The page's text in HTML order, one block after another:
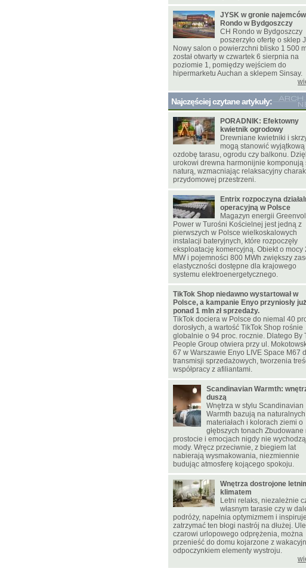
JYSK w gronie najemców
Rondo w Bydgoszczy
CH Rondo w Bydgoszczy
poszerzyło ofertę o sklep
Nowy salon o powierzchni blisko 1 500
został otwarty w czwartek 6 sierpnia na
poziomie 1, pomiędzy wejściem do
hipermarketu Auchan a sklepem Sinsay.
Najczęściej czytane artykuły:
PORADNIK: Efektowny
kwietnik ogrodowy
Drewniane kwietniki i
mogą stanowić wyjątkową
ozdobę tarasu, ogrodu czy balkonu.
urokowi drewna harmonijnie komponują
naturą, wzmacniając relaksacyjny
przydomowej przestrzeni.
Entrix rozpoczyna
operacyjną w Polsce
Magazyn energii
Power w Turośni Kościelnej jest jedną z
pierwszych w Polsce wielkoskalowych
instalacji bateryjnych, które rozpoczęły
eksploatację komercyjną. Obiekt o mocy
MW i pojemności 800 MWh zwiększy
elastyczności dostępne dla krajowego
systemu elektroenergetycznego.
TikTok Shop niedawno wystartował w
Polsce, a kampanie Enyo przyniosły już
ponad 1 mln zł sprzedaży.
TikTok dociera w Polsce do niemal 40
dorosłych, a wartość TikTok Shop rośnie
globalnie o 94 proc. rocznie. Dlatego By
People Group otwiera przy ul.
67 w Warszawie Enyo LIVE Space M67
transmisji sprzedażowych, tworzenia
współpracy z afiliantami.
Scandinavian Warmth:
duszą
Wnętrza w stylu Scandinavian
Warmth bazują na naturalnych
materiałach i kolorach ziemi o
głębszych tonach Zbudowane
prostocie i emocjach nigdy nie
mody. Wręcz przeciwnie, z biegiem lat
nabierają wysmakowania, niezmiennie
budując atmosferę kojącego spokoju.
Wnętrza dostrojone
klimatem
Letni relaks, niezależnie
własnym tarasie czy w
podróży, napełnia optymizmem i
zatrzymać ten błogi nastrój na dłużej.
czarowi urlopowego odprężenia, można
przenieść do domu kojarzone z
odpoczynkiem elementy wystroju.